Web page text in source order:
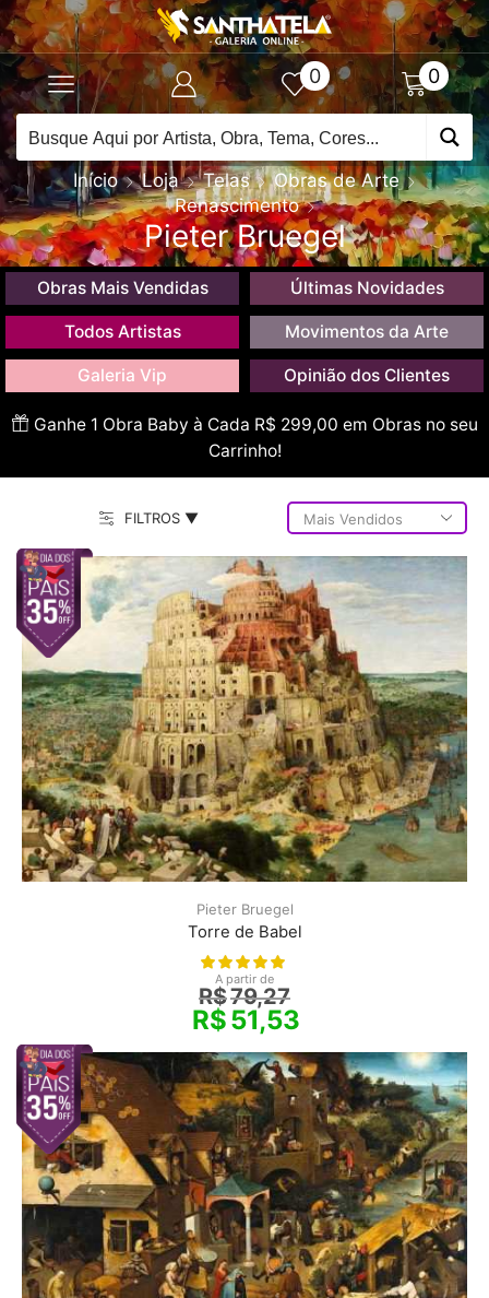
0 0
Início Loja Telas
Obras de Arte
Renascimento
Pieter Bruegel
Obras Mais Vendidas Últimas Novidades
Todos Artistas Movimentos da Arte
Galeria Vip Opinião dos Clientes
Ganhe 1 Obra Baby à Cada R$ 299,00 em Obras no seu
Carrinho!
FILTROS ▼
Pieter Bruegel
Torre de Babel
A partir de
R$79,27
R$51,53